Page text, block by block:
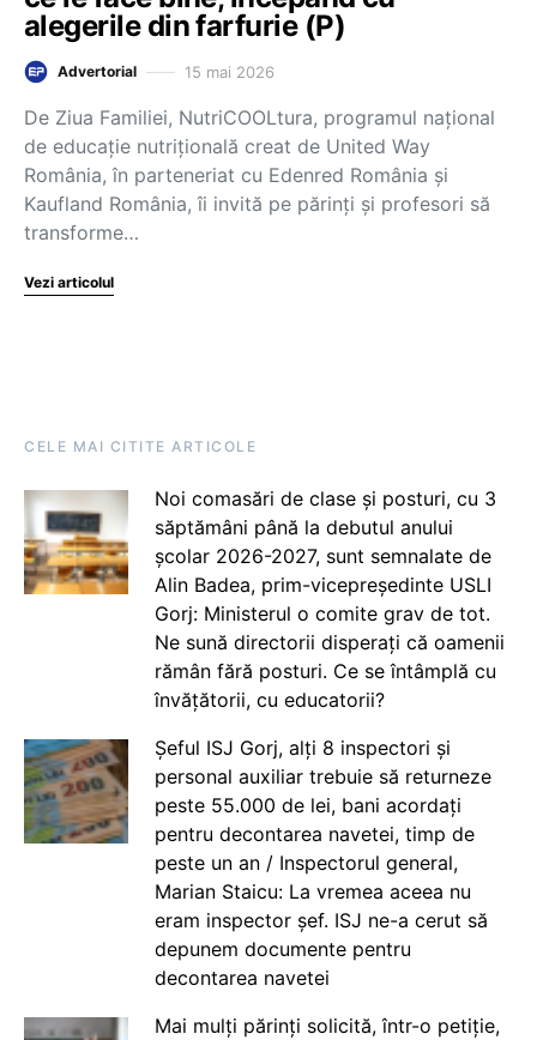
alegerile din farfurie (P)
Advertorial 15 mai 2026
De Ziua Familiei, NutriCOOLtura, programul național
de educație nutrițională creat de United Way
România, în parteneriat cu Edenred România și
Kaufland România, îi invită pe părinți și profesori să
transforme…
Vezi articolul
CELE MAI CITITE ARTICOLE
Noi comasări de clase și posturi, cu 3
săptămâni până la debutul anului
școlar 2026-2027, sunt semnalate de
Alin Badea, prim-vicepreședinte USLI
Gorj: Ministerul o comite grav de tot.
Ne sună directorii disperați că oamenii
rămân fără posturi. Ce se întâmplă cu
învățătorii, cu educatorii?
Șeful ISJ Gorj, alți 8 inspectori și
personal auxiliar trebuie să returneze
peste 55.000 de lei, bani acordați
pentru decontarea navetei, timp de
peste un an / Inspectorul general,
Marian Staicu: La vremea aceea nu
eram inspector șef. ISJ ne-a cerut să
depunem documente pentru
decontarea navetei
Mai mulți părinți solicită, într-o petiție,